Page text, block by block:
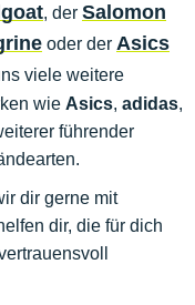
, der Salomon
oder der Asics
viele weitere
wie Asics, adidas,
führender
dir gerne mit
dir, die für dich